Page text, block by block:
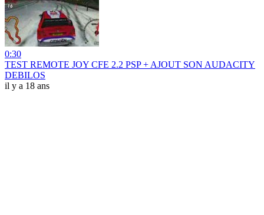
0:30
TEST REMOTE JOY CFE 2.2 PSP + AJOUT SON AUDACITY
DEBILOS
il y a 18 ans